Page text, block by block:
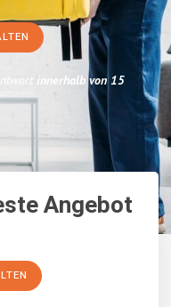
innerhalb von 15
Angebot